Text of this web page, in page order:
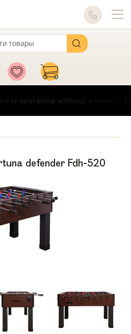
is operating without a license.
defender Fdh-520